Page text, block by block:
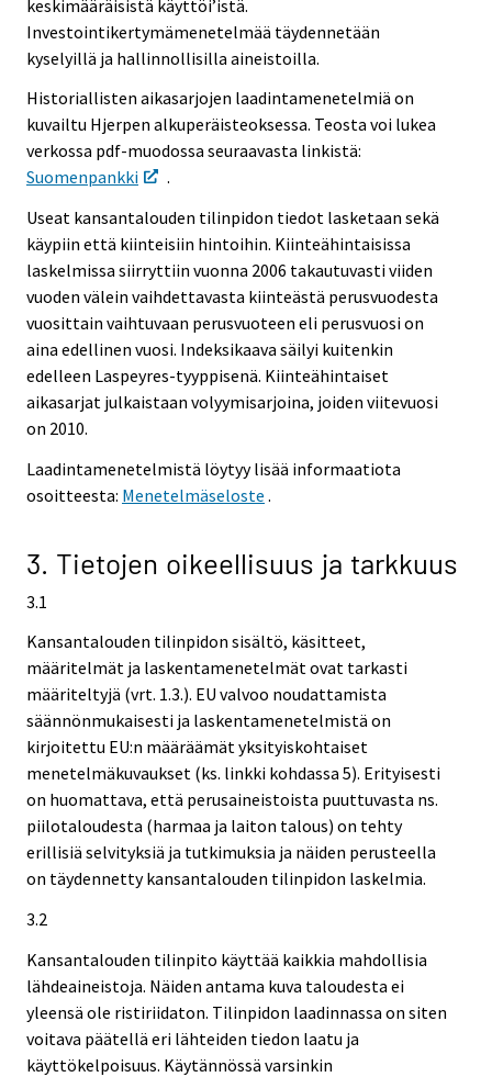
keskimääräisistä käyttöi’istä.
Investointikertymämenetelmää täydennetään
kyselyillä ja hallinnollisilla aineistoilla.
Historiallisten aikasarjojen laadintamenetelmiä on
kuvailtu Hjerpen alkuperäisteoksessa. Teosta voi lukea
verkossa pdf-muodossa seuraavasta linkistä:
Suomenpankki
.
Useat kansantalouden tilinpidon tiedot lasketaan sekä
käypiin että kiinteisiin hintoihin. Kiinteähintaisissa
laskelmissa siirryttiin vuonna 2006 takautuvasti viiden
vuoden välein vaihdettavasta kiinteästä perusvuodesta
vuosittain vaihtuvaan perusvuoteen eli perusvuosi on
aina edellinen vuosi. Indeksikaava säilyi kuitenkin
edelleen Laspeyres-tyyppisenä. Kiinteähintaiset
aikasarjat julkaistaan volyymisarjoina, joiden viitevuosi
on 2010.
Laadintamenetelmistä löytyy lisää informaatiota
osoitteesta: Menetelmäseloste .
3. Tietojen oikeellisuus ja tarkkuus
3.1
Kansantalouden tilinpidon sisältö, käsitteet,
määritelmät ja laskentamenetelmät ovat tarkasti
määriteltyjä (vrt. 1.3.). EU valvoo noudattamista
säännönmukaisesti ja laskentamenetelmistä on
kirjoitettu EU:n määräämät yksityiskohtaiset
menetelmäkuvaukset (ks. linkki kohdassa 5). Erityisesti
on huomattava, että perusaineistoista puuttuvasta ns.
piilotaloudesta (harmaa ja laiton talous) on tehty
erillisiä selvityksiä ja tutkimuksia ja näiden perusteella
on täydennetty kansantalouden tilinpidon laskelmia.
3.2
Kansantalouden tilinpito käyttää kaikkia mahdollisia
lähdeaineistoja. Näiden antama kuva taloudesta ei
yleensä ole ristiriidaton. Tilinpidon laadinnassa on siten
voitava päätellä eri lähteiden tiedon laatu ja
käyttökelpoisuus. Käytännössä varsinkin